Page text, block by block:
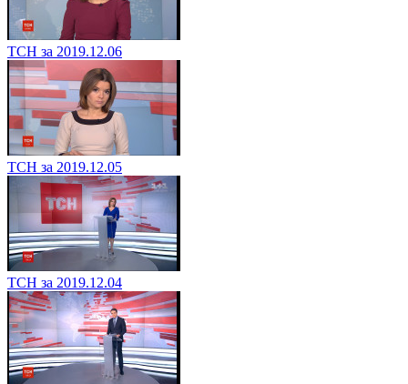
ТСН за 2019.12.06
ТСН за 2019.12.05
ТСН за 2019.12.04